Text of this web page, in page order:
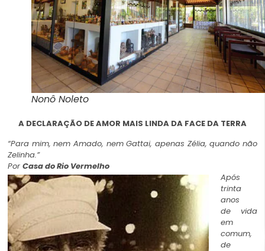
Nonô Noleto
A DECLARAÇÃO DE AMOR MAIS LINDA DA FACE DA TERRA
“Para mim, nem Amado, nem Gattai, apenas Zélia, quando não
Zelinha.”
Por Casa do Rio Vermelho
Após
trinta
anos
de vida
em
comum,
de